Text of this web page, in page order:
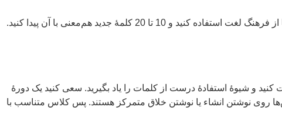
همیشه از کلمات یکسانی در نوشته‌هایتان استفاده می‌کنید؟ یک برگه بردارید و آن کلمه را بالای آن بنویسید. بعد، به ذهنتان فشار بیاورید یا از فرهنگ لغت استفاده کنید و 10 تا 20 کلمۀ جدید هم‌معنی با آن پیدا کنید.
و شیوۀ استفادۀ درست از کلمات را یاد بگیرید. سعی کنید یک دورۀ
روی نوشتن انشاء یا نوشتن خلاق متمرکز هستند. پس کلاس متناسب با